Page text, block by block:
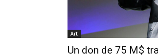
Art
Un don de 75 M$